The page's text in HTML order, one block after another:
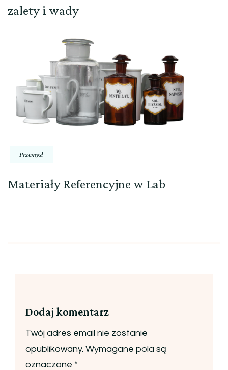
zalety i wady
Przemysł
Materiały Referencyjne w Lab
Dodaj komentarz
Twój adres email nie zostanie
opublikowany. Wymagane pola są
oznaczone *